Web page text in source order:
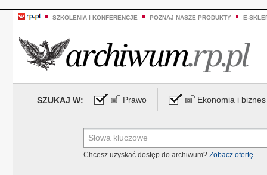
SZKOLENIA I KONFERENCJE POZNAJ NASZE PRODUKTY E-
SZUKAJ W: Prawo Ekonomia i biznes
Chcesz uzyskać dostęp do archiwum? Zobacz ofertę